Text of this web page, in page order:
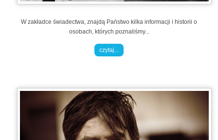
W zakładce świadectwa, znajdą Państwo kilka informacji i historii o
osobach, których poznaliśmy...
czytaj...